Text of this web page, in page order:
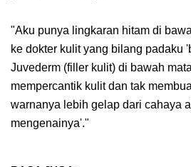
"Aku punya lingkaran hitam di
ke dokter kulit yang bilang padaku
Juvederm (filler kulit) di bawah
mempercantik kulit dan tak
warnanya lebih gelap dari cahaya
mengenainya'."